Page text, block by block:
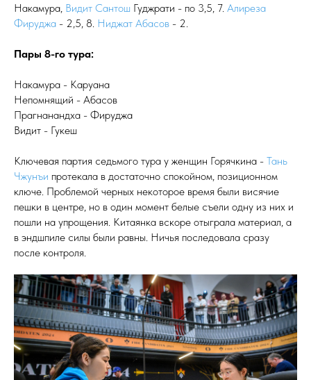
Накамура, Видит Сантош Гуджрати - по 3,5, 7. Алиреза
Фируджа - 2,5, 8. Ниджат Абасов - 2.
Пары 8-го тура:
Накамура - Каруана
Непомнящий - Абасов
Прагнанандха - Фируджа
Видит - Гукеш
Ключевая партия седьмого тура у женщин Горячкина - Тань
Чжунъи протекала в достаточно спокойном, позиционном
ключе. Проблемой черных некоторое время были висячие
пешки в центре, но в один момент белые съели одну из них и
пошли на упрощения. Китаянка вскоре отыграла материал, а
в эндшпиле силы были равны. Ничья последовала сразу
после контроля.